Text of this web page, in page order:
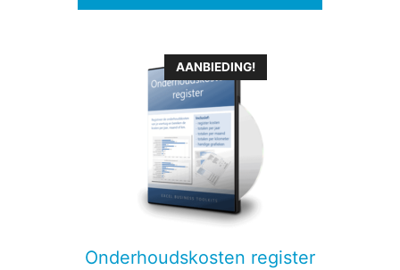
AANBIEDING!
Onderhoudskosten register